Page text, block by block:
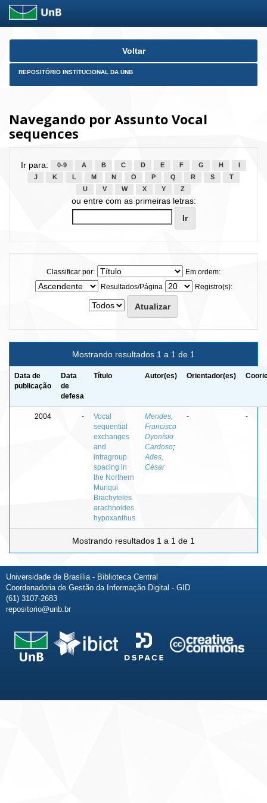
Skip
Voltar
REPOSITÓRIO INSTITUCIONAL DA UNB
Navegando por Assunto Vocal
sequences
Ir para: 0-9 A B C D E F G H
J
K L M N O P Q R S
T
U
V W X Y Z
ou entre com as primeiras letras:
Classificar por:
Em ordem:
Resultados/Página
Registro(s):
Mostrando resultados 1 a 1 de 1
Data de
publicação
Data
de
defesa
Título Autor(es) Orientador(es)
2004 -
Vocal
sequential
exchanges
and
intragroup
spacing in
the Northern
Muriqui
Brachyteles
arachnoides
hypoxanthus
Mendes,
Francisco
Dyonísio
Cardoso;
Ades,
César
- -
Mostrando resultados 1 a 1 de 1
Universidade de Brasília - Biblioteca Central
Coordenadoria de Gestão da Informação Digital - GID
(61) 3107-2683
repositorio@unb.br